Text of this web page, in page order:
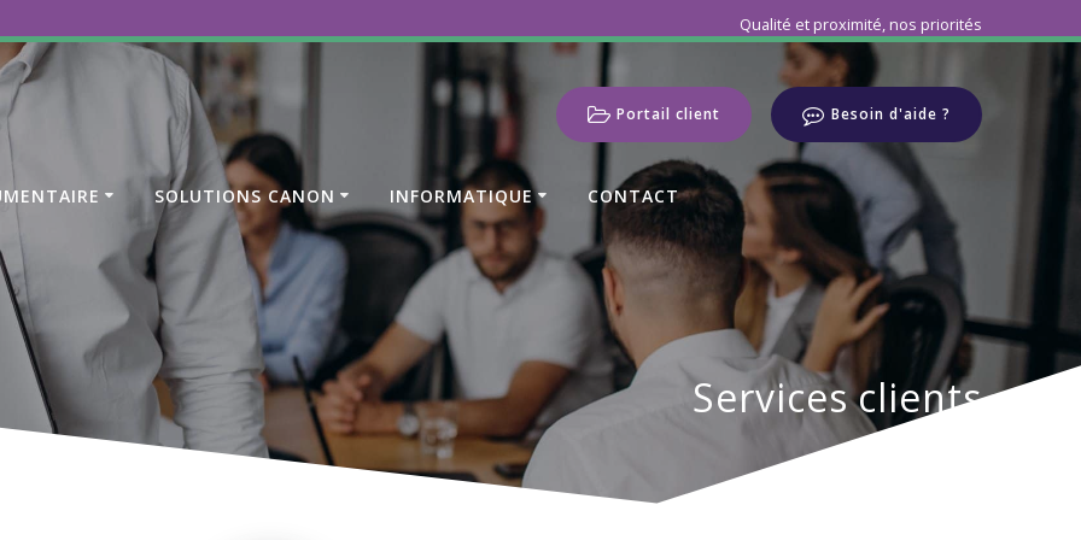
Qualité et proximité, nos priorités
Portail client Besoin d'aide ?
SOLUTIONS CANON INFORMATIQUE CONTACT
Services clients